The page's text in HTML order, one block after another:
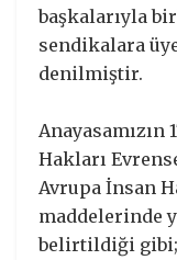
başkalarıyla
sendikalara
denilmiştir.
Anayasamızın
Hakları
Avrupa İnsan
maddelerinde
belirtildiği gibi;